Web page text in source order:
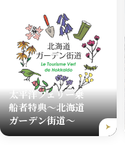
太平洋フェリー乗
船者特典～北海道
ガーデン街道～